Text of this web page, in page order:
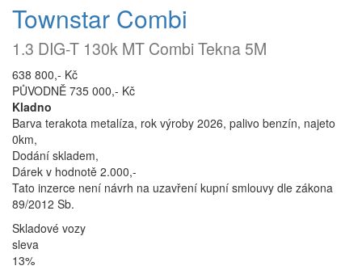
Townstar Combi
1.3 DIG-T 130k MT Combi Tekna 5M
638 800,- Kč
PŮVODNĚ 735 000,- Kč
Kladno
Barva terakota metalíza, rok výroby 2026, palivo benzín, najeto
0km,
Dodání skladem,
Dárek v hodnotě 2.000,-
Tato inzerce není návrh na uzavření kupní smlouvy dle zákona
89/2012 Sb.
Skladové vozy
sleva
13%